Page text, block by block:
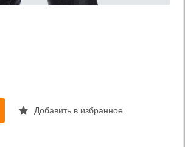
Добавить в избранное